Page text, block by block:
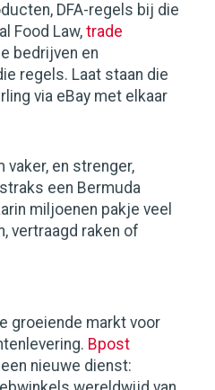
DFA-regels bij die
Food Law, trade
bedrijven en
regels. Laat staan die
via eBay met elkaar
vaker, en strenger,
een Bermuda
miljoenen pakje veel
vertraagd raken of
groeiende markt voor
Bpost
nieuwe dienst: